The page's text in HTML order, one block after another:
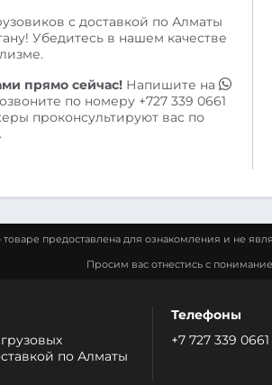
с доставкой по Алматы
Убедитесь в нашем качестве
прямо сейчас! Напишите на
по номеру +727 339 0661
проконсультируют вас по
предоставлена для ознакомления и не
Просим вас отнестись с
по Алматы
Телефоны
+7 727 339 0661